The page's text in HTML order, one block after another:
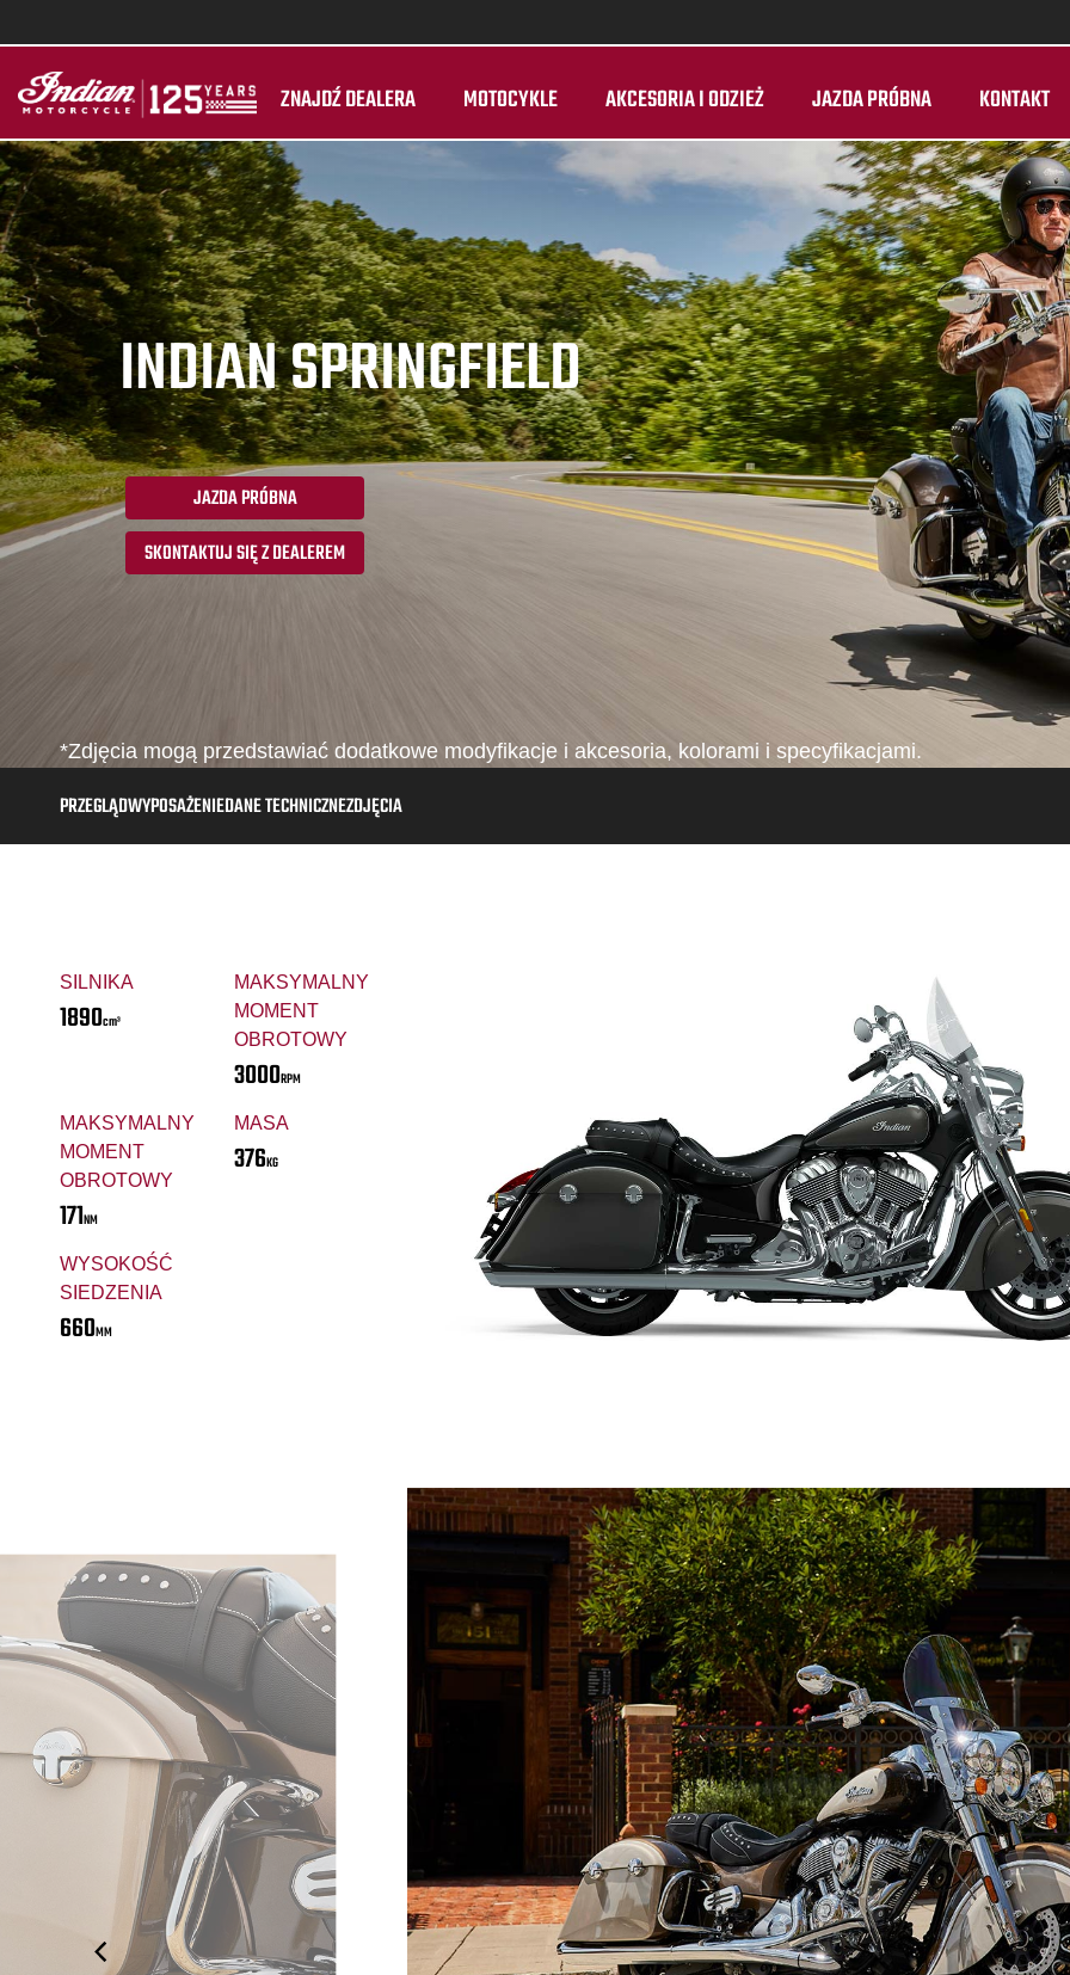
ZNAJDŹ DEALERA MOTOCYKLE AKCESORIA I ODZIEŻ JAZDA PRÓBNA KONTAKT
INDIAN SPRINGFIELD
JAZDA PRÓBNA
SKONTAKTUJ SIĘ Z DEALEREM
*Zdjęcia mogą przedstawiać dodatkowe modyfikacje i akcesoria, kolorami i specyfikacjami.
PRZEGLĄDWYPOSAŻENIEDANE TECHNICZNEZDJĘCIA
SILNIKA
1890cm³
MAKSYMALNY
MOMENT
OBROTOWY
3000RPM
MAKSYMALNY
MOMENT
OBROTOWY
171NM
MASA
376KG
WYSOKOŚĆ
SIEDZENIA
660MM